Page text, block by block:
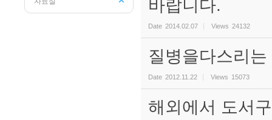
바랍니다.
Date 2014.02.07 Views 24132
질병을다스리
Date 2012.11.22 Views 15073
해외에서 도서